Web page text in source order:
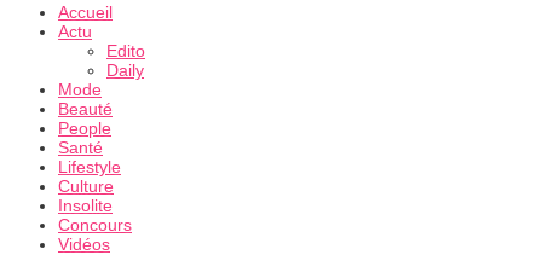
Accueil
Actu
Edito
Daily
Mode
Beauté
People
Santé
Lifestyle
Culture
Insolite
Concours
Vidéos